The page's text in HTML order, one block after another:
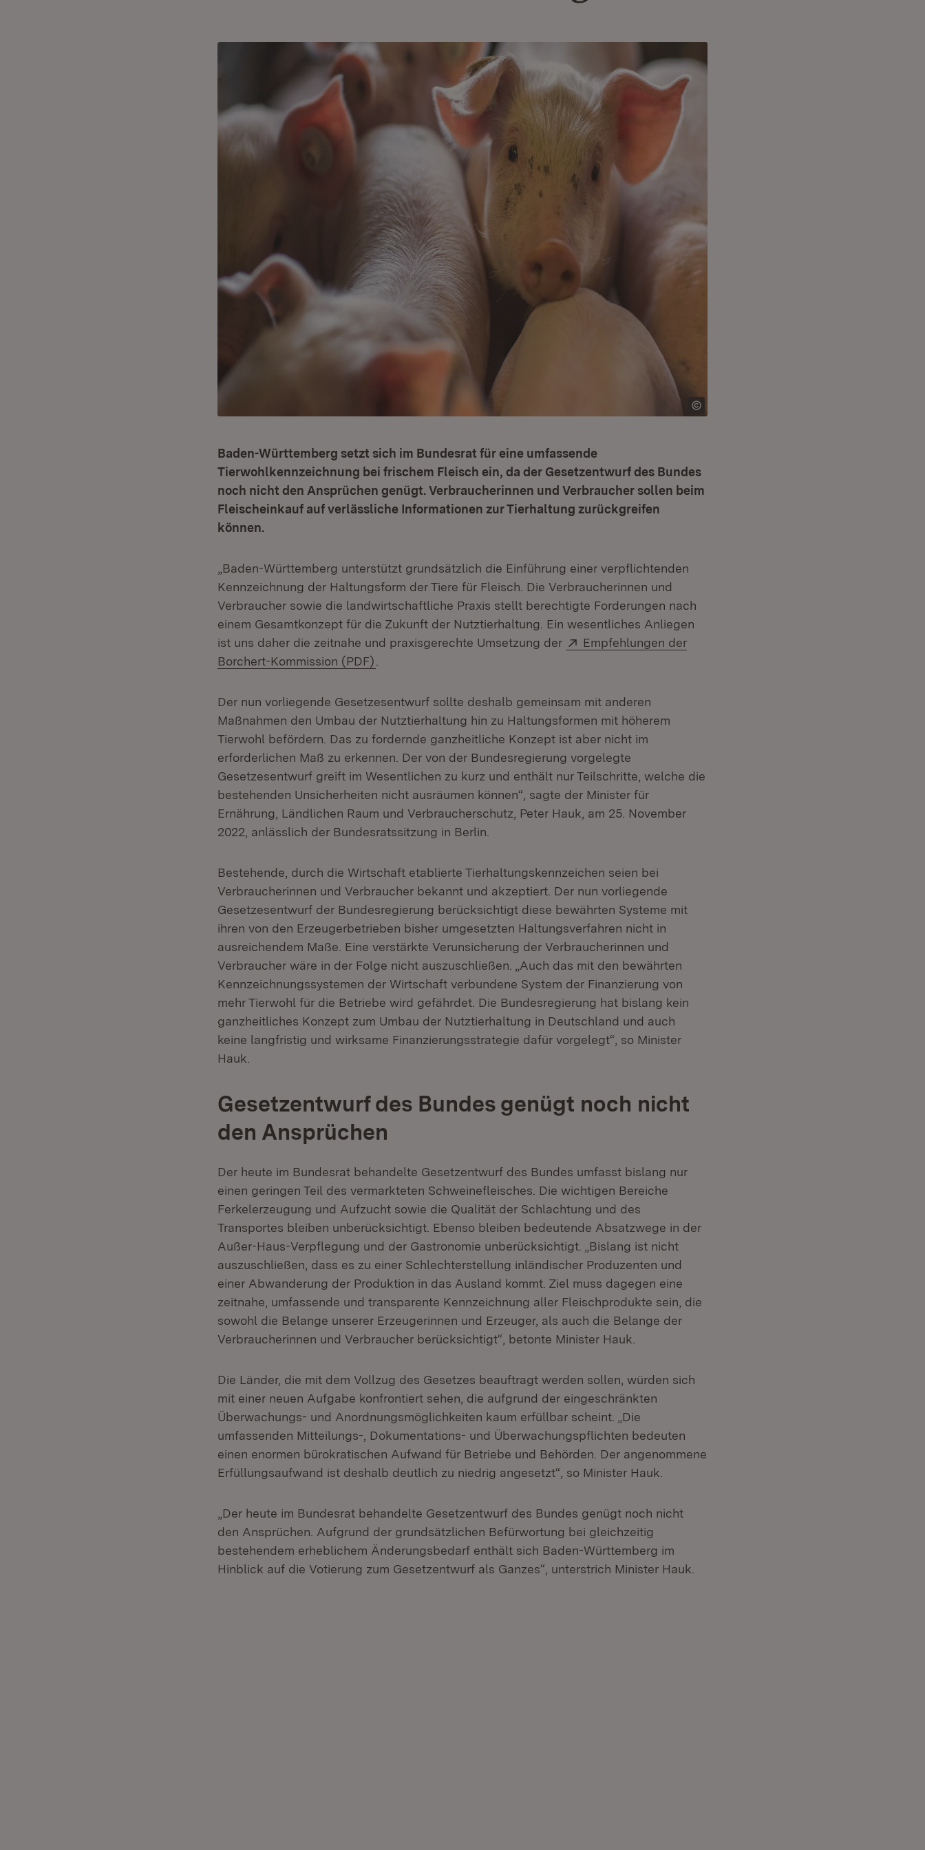
Baden-Württemberg setzt sich im Bundesrat für eine umfassende
Tierwohlkennzeichnung bei frischem Fleisch ein, da der Gesetzentwurf des Bundes
noch nicht den Ansprüchen genügt. Verbraucherinnen und Verbraucher sollen beim
Fleischeinkauf auf verlässliche Informationen zur Tierhaltung zurückgreifen
können.
„Baden-Württemberg unterstützt grundsätzlich die Einführung einer verpflichtenden
Kennzeichnung der Haltungsform der Tiere für Fleisch. Die Verbraucherinnen und
Verbraucher sowie die landwirtschaftliche Praxis stellt berechtigte Forderungen nach
einem Gesamtkonzept für die Zukunft der Nutztierhaltung. Ein wesentliches Anliegen
ist uns daher die zeitnahe und praxisgerechte Umsetzung der
Extern:
Empfehlungen der
Borchert-Kommission (PDF)
Der nun vorliegende Gesetzesentwurf sollte deshalb gemeinsam mit anderen
Maßnahmen den Umbau der Nutztierhaltung hin zu Haltungsformen mit höherem
Tierwohl befördern. Das zu fordernde ganzheitliche Konzept ist aber nicht im
erforderlichen Maß zu erkennen. Der von der Bundesregierung vorgelegte
Gesetzesentwurf greift im Wesentlichen zu kurz und enthält nur Teilschritte, welche die
bestehenden Unsicherheiten nicht ausräumen können“, sagte der Minister für
Ernährung, Ländlichen Raum und Verbraucherschutz, Peter Hauk, am 25. November
2022, anlässlich der Bundesratssitzung in Berlin.
Bestehende, durch die Wirtschaft etablierte Tierhaltungskennzeichen seien bei
Verbraucherinnen und Verbraucher bekannt und akzeptiert. Der nun vorliegende
Gesetzesentwurf der Bundesregierung berücksichtigt diese bewährten Systeme mit
ihren von den Erzeugerbetrieben bisher umgesetzten Haltungsverfahren nicht in
ausreichendem Maße. Eine verstärkte Verunsicherung der Verbraucherinnen und
Verbraucher wäre in der Folge nicht auszuschließen. „Auch das mit den bewährten
Kennzeichnungssystemen der Wirtschaft verbundene System der Finanzierung von
mehr Tierwohl für die Betriebe wird gefährdet. Die Bundesregierung hat bislang kein
ganzheitliches Konzept zum Umbau der Nutztierhaltung in Deutschland und auch
keine langfristig und wirksame Finanzierungsstrategie dafür vorgelegt“, so Minister
Hauk.
Gesetzentwurf des Bundes genügt noch nicht
den Ansprüchen
Der heute im Bundesrat behandelte Gesetzentwurf des Bundes umfasst bislang nur
einen geringen Teil des vermarkteten Schweinefleisches. Die wichtigen Bereiche
Ferkelerzeugung und Aufzucht sowie die Qualität der Schlachtung und des
Transportes bleiben unberücksichtigt. Ebenso bleiben bedeutende Absatzwege in der
Außer-Haus-Verpflegung und der Gastronomie unberücksichtigt. „Bislang ist nicht
auszuschließen, dass es zu einer Schlechterstellung inländischer Produzenten und
einer Abwanderung der Produktion in das Ausland kommt. Ziel muss dagegen eine
zeitnahe, umfassende und transparente Kennzeichnung aller Fleischprodukte sein, die
sowohl die Belange unserer Erzeugerinnen und Erzeuger, als auch die Belange der
Verbraucherinnen und Verbraucher berücksichtigt“, betonte Minister Hauk.
Die Länder, die mit dem Vollzug des Gesetzes beauftragt werden sollen, würden sich
mit einer neuen Aufgabe konfrontiert sehen, die aufgrund der eingeschränkten
Überwachungs- und Anordnungsmöglichkeiten kaum erfüllbar scheint. „Die
umfassenden Mitteilungs-, Dokumentations- und Überwachungspflichten bedeuten
einen enormen bürokratischen Aufwand für Betriebe und Behörden. Der angenommene
Erfüllungsaufwand ist deshalb deutlich zu niedrig angesetzt“, so Minister Hauk.
„Der heute im Bundesrat behandelte Gesetzentwurf des Bundes genügt noch nicht
den Ansprüchen. Aufgrund der grundsätzlichen Befürwortung bei gleichzeitig
bestehendem erheblichem Änderungsbedarf enthält sich Baden-Württemberg im
Hinblick auf die Votierung zum Gesetzentwurf als Ganzes“, unterstrich Minister Hauk.